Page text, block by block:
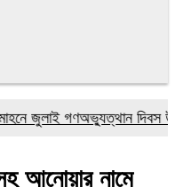
জুলাই গণঅভ্যুত্থান দিবস
আনোয়ার নামে